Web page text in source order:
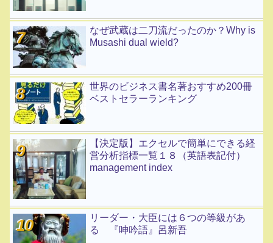
なぜ武蔵は二刀流だったのか？Why is
Musashi dual wield?
世界のビジネス書名著おすすめ200冊
ベストセラーランキング
【決定版】エクセルで簡単にできる経
営分析指標一覧１８（英語表記付）
management index
リーダー・大臣には６つの等級があ
る 『呻吟語』呂新吾